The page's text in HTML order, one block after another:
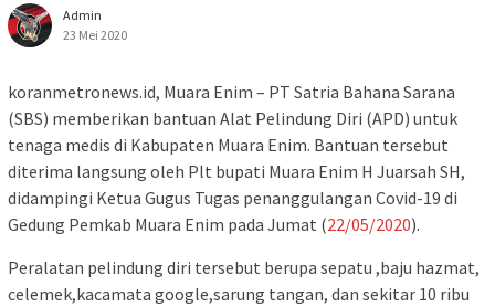
Admin
23 Mei 2020
koranmetronews.id, Muara Enim – PT Satria Bahana Sarana
(SBS) memberikan bantuan Alat Pelindung Diri (APD) untuk
tenaga medis di Kabupaten Muara Enim. Bantuan tersebut
diterima langsung oleh Plt bupati Muara Enim H Juarsah SH,
didampingi Ketua Gugus Tugas penanggulangan Covid-19 di
Gedung Pemkab Muara Enim pada Jumat (22/05/2020).
Peralatan pelindung diri tersebut berupa sepatu ,baju hazmat,
celemek,kacamata google,sarung tangan, dan sekitar 10 ribu